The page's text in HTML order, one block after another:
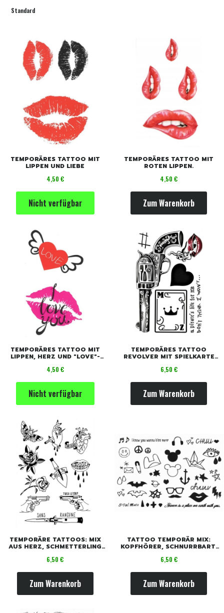
Standard
TEMPORÄRES TATTOO MIT
LIPPEN UND LIEBE
Preis
4,50 €
Nicht verfügbar
TEMPORÄRES TATTOO MIT
ROTEN LIPPEN.
Preis
4,50 €
Zum Warenkorb
TEMPORÄRES TATTOO MIT
LIPPEN, HERZ UND "LOVE"-
Preis
4,50 €
Nicht verfügbar
TEMPORÄRES TATTOO
REVOLVER MIT SPIELKARTE
Preis
6,50 €
Zum Warenkorb
TEMPORÄRE TATTOOS: MIX
AUS HERZ, SCHMETTERLING
Preis
6,50 €
Zum Warenkorb
TATTOO TEMPORÄR MIX:
KOPFHÖRER, SCHNURRBART,
Preis
6,50 €
Zum Warenkorb